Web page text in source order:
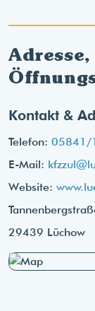
Kontakt &
Telefon: 05841/
E-Mail:
Website:
29439 Lüchow